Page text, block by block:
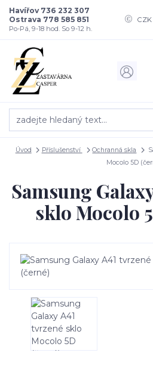
CZK
Havířov 736 232 307
Ostrava 778 585 851
Po-Pá, 9-18 hod. So 9-12 h.
Úvod Příslušenství Ochranná skla
Mocolo 5D
Samsung
sklo Mocolo